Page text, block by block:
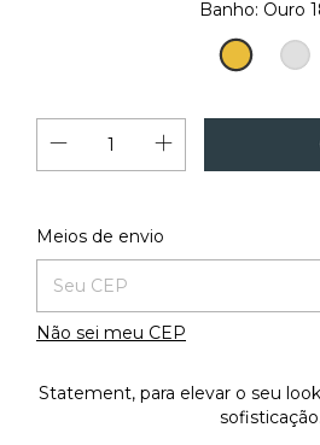
Banho: Ouro
Ouro
18K
Prata
Entregas para o CEP:
Meios de envio
Não sei meu CEP
Statement, para elevar o seu
sofisticação.